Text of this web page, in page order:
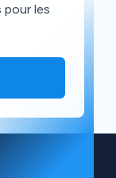
les